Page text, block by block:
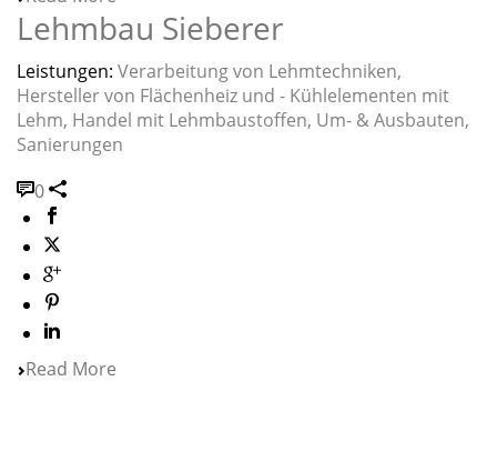
Lehmbau Sieberer
Leistungen: Verarbeitung von Lehmtechniken,
Hersteller von Flächenheiz und - Kühlelementen mit
Lehm, Handel mit Lehmbaustoffen, Um- & Ausbauten,
Sanierungen
0
Read More